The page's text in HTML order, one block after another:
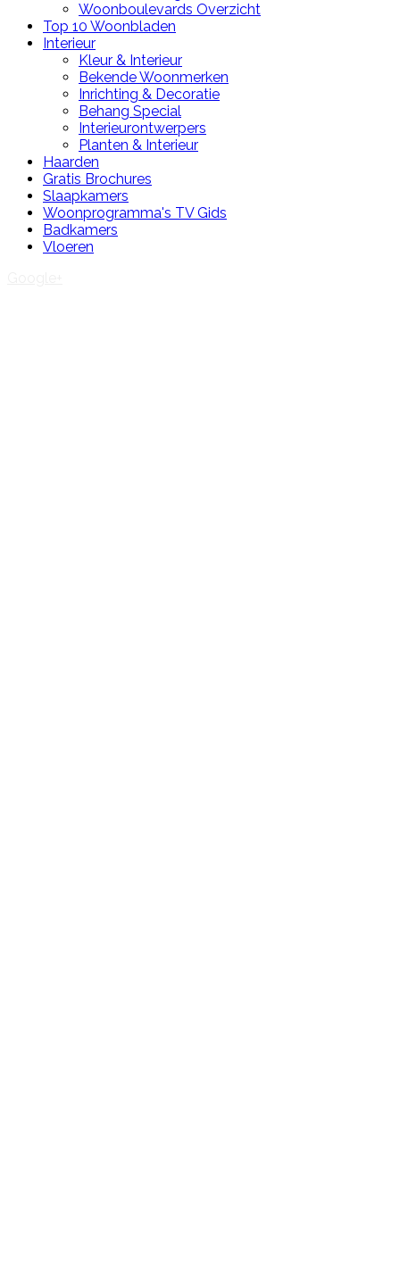
Woonboulevards Overzicht
Top 10 Woonbladen
Interieur
Kleur & Interieur
Bekende Woonmerken
Inrichting & Decoratie
Behang Special
Interieurontwerpers
Planten & Interieur
Haarden
Gratis Brochures
Slaapkamers
Woonprogramma's TV Gids
Badkamers
Vloeren